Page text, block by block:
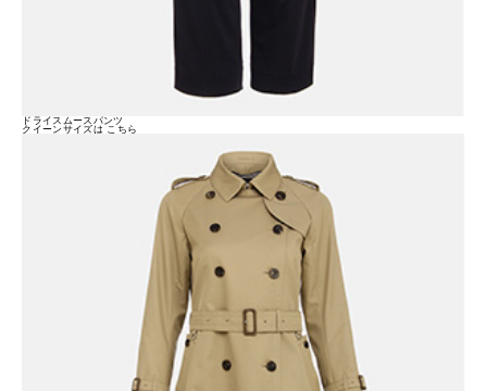
ドライスムースパンツ
クイーンサイズは こちら